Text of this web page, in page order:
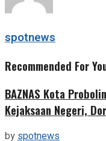
spotnews
Recommended For
BAZNAS Kota
Kejaksaan Negeri,
byspotnews